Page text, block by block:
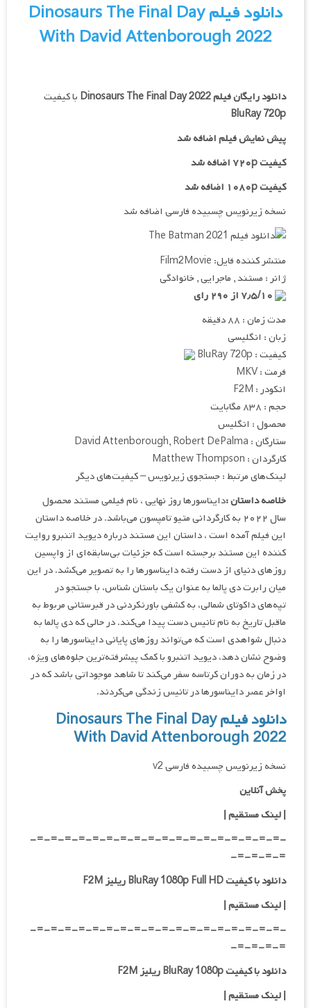
دانلود فیلم Dinosaurs The Final Day
With David Attenborough 2022
دانلود رایگان فیلمDinosaurs The Final Day 2022 با کیفیت
BluRay 720p
پیش نمایش فیلم اضافه شد
کیفیت ۷۲۰p اضافه شد
کیفیت ۱۰۸۰p اضافه شد
نسخه زیرنویس چسبیده فارسی اضافه شد
منتشر کننده فایل: Film2Movie
ژانر : مستند , ماجرایی , خانوادگی
مدت زمان : ۸۸ دقیقه
زبان : انگلیسی
کیفیت : BluRay 720p
فرمت : MKV
انکودر : F2M
حجم : ۸۳۸ مگابایت
محصول : انگلیس
ستارگان : David Attenborough, Robert DePalma
کارگردان : Matthew Thompson
لینک‌های مرتبط : جستجوی زیرنویس – کیفیت‌های دیگر
خلاصه داستان :دایناسورها روز نهایی ، نام فیلمی مستند محصول
سال ۲۰۲۲ به کارگردانی متیو تامپسون می‌باشد. در خلاصه داستان
این فیلم آمده است ، داستان این مستند درباره دیوید اتنبرو روایت
کننده این مستند برجسته است که جزئیات بی‌سابقه‌ای از واپسین
روزهای دنیای از دست رفته دایناسورها را به تصویر می‌کشد. در این
میان رابرت دی پالما به عنوان یک باستان شناس، با جستجو در
تپه‌های داکوتای شمالی، به کشفی باورنکردنی در قبرستانی مربوط به
ماقبل تاریخ به نام تانیس دست پیدا می‌کند. در حالی که دی پالما به
دنبال شواهدی است که می‌تواند روزهای پایانی دایناسورها را به
وضوح نشان دهد، دیوید اتنبرو با کمک پیشرفته‌ترین جلوه‌های ویژه،
در زمان به دوران کرتاسه سفر می‌کند تا شاهد موجوداتی باشد که در
اواخر عصر دایناسورها در تانیس زندگی می‌کردند.
دانلود فیلم Dinosaurs The Final Day
With David Attenborough 2022
نسخه زیرنویس چسبیده فارسی v2
پخش آنلاین
| لینک مستقیم|
-=-=-=-=-=-=-=-=-=-=-=-=-=-=-=-=-=-=-
=-=-=-=-
دانلود با کیفیت BluRay 1080p Full HD ریلیز F2M
|لینک مستقیم|
-=-=-=-=-=-=-=-=-=-=-=-=-=-=-=-=-=-=-
=-=-=-=-
دانلود با کیفیت BluRay 1080p ریلیز F2M
|لینک مستقیم|